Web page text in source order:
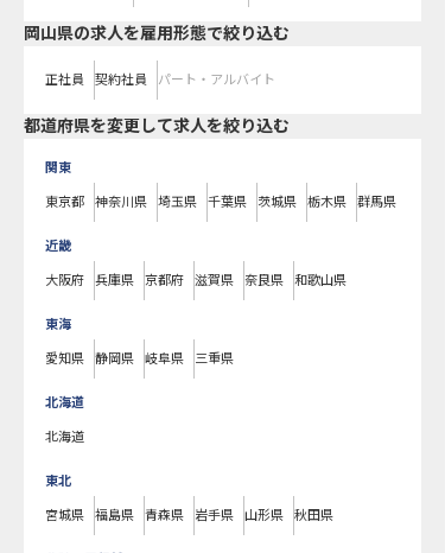
岡山県の求人を雇用形態で絞り込む
正社員 契約社員 パート・アルバイト
都道府県を変更して求人を絞り込む
関東
東京都 神奈川県 埼玉県 千葉県 茨城県 栃木県 群馬県
近畿
大阪府 兵庫県 京都府 滋賀県 奈良県 和歌山県
東海
愛知県 静岡県 岐阜県 三重県
北海道
北海道
東北
宮城県 福島県 青森県 岩手県 山形県 秋田県